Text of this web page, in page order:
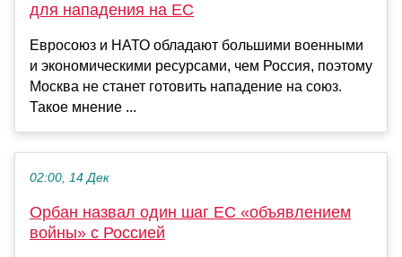
для нападения на ЕС
Евросоюз и НАТО обладают большими военными
и экономическими ресурсами, чем Россия, поэтому
Москва не станет готовить нападение на союз.
Такое мнение ...
02:00, 14 Дек
Орбан назвал один шаг ЕС «объявлением
войны» с Россией